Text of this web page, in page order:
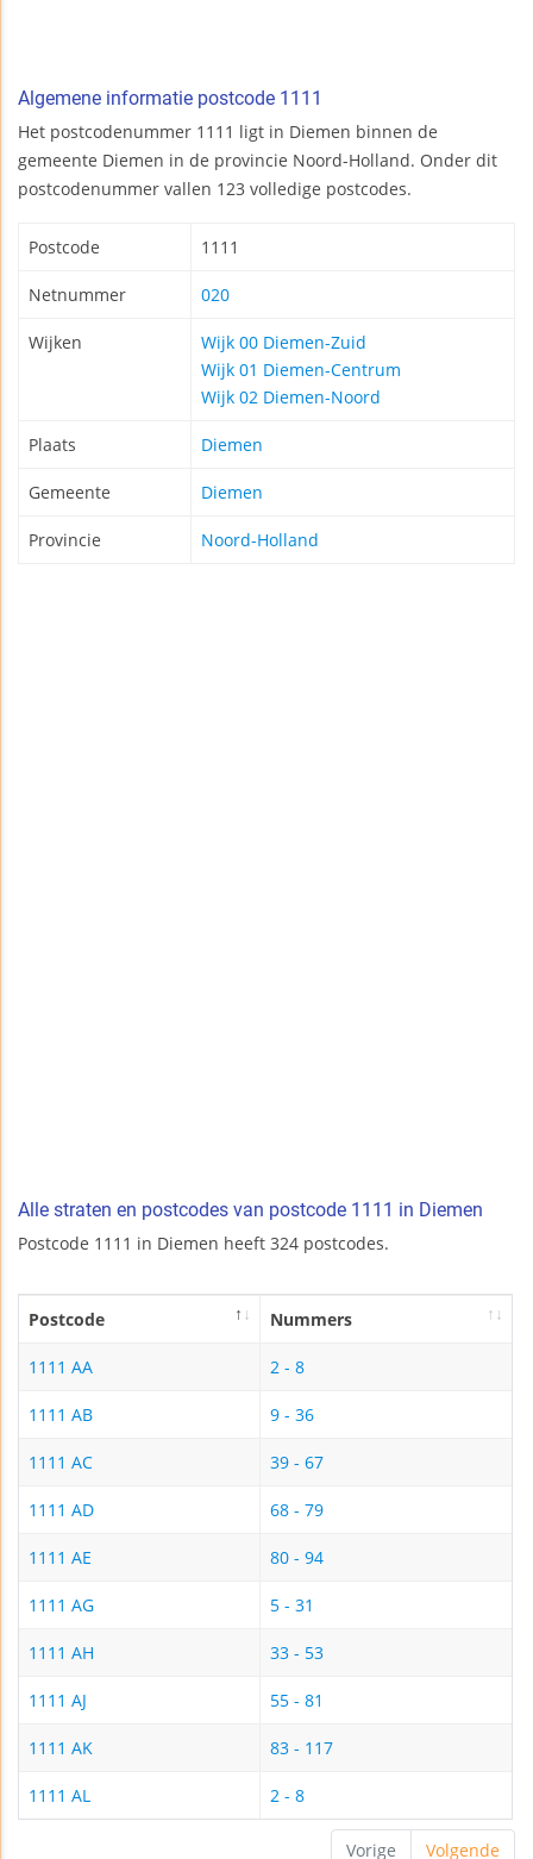
Algemene informatie postcode 1111
Het postcodenummer 1111 ligt in Diemen binnen de
gemeente Diemen in de provincie Noord-Holland. Onder dit
postcodenummer vallen 123 volledige postcodes.
Postcode 1111
Netnummer 020
Wijken
Wijk 00 Diemen-Zuid
Wijk 01 Diemen-Centrum
Wijk 02 Diemen-Noord
Plaats Diemen
Gemeente Diemen
Provincie Noord-Holland
Alle straten en postcodes van postcode 1111 in Diemen
Postcode 1111 in Diemen heeft 324 postcodes.
Postcode Nummers
1111 AA 2 - 8
1111 AB 9 - 36
1111 AC 39 - 67
1111 AD 68 - 79
1111 AE 80 - 94
1111 AG 5 - 31
1111 AH 33 - 53
1111 AJ 55 - 81
1111 AK 83 - 117
1111 AL 2 - 8
Vorige Volgende